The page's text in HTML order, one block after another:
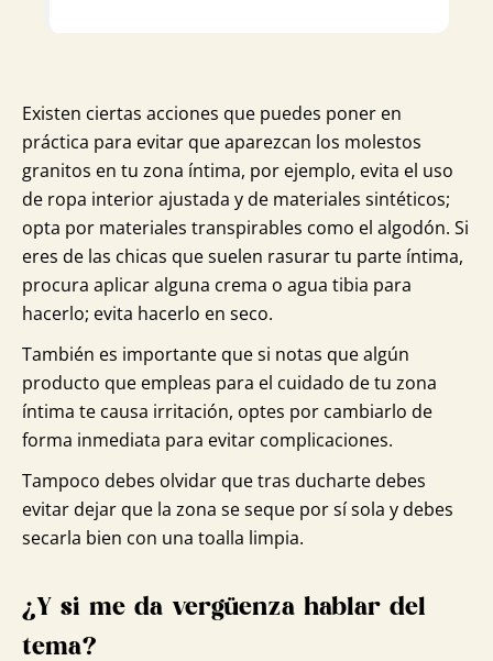
Existen ciertas acciones que puedes poner en
práctica para evitar que aparezcan los molestos
granitos en tu zona íntima, por ejemplo, evita el uso
de ropa interior ajustada y de materiales sintéticos;
opta por materiales transpirables como el algodón. Si
eres de las chicas que suelen rasurar tu parte íntima,
procura aplicar alguna crema o agua tibia para
hacerlo; evita hacerlo en seco.
También es importante que si notas que algún
producto que empleas para el cuidado de tu zona
íntima te causa irritación, optes por cambiarlo de
forma inmediata para evitar complicaciones.
Tampoco debes olvidar que tras ducharte debes
evitar dejar que la zona se seque por sí sola y debes
secarla bien con una toalla limpia.
¿Y si me da vergüenza hablar del
tema?